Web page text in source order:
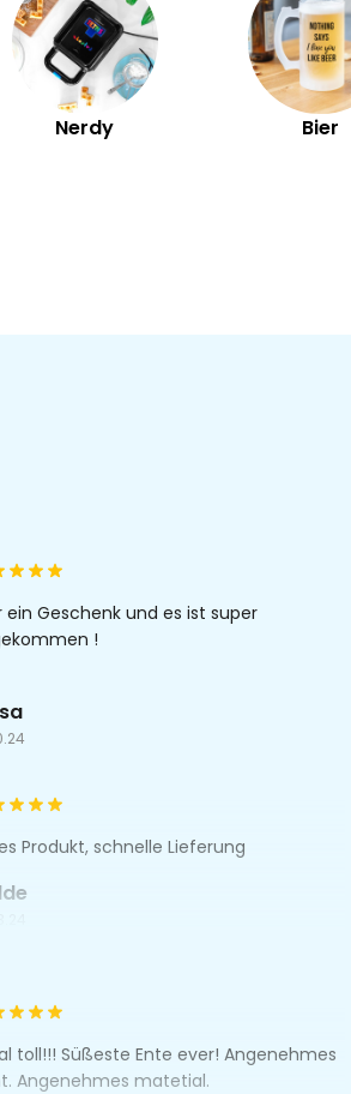
Nerdy Bier
ein Geschenk und es ist super
!
Produkt, schnelle Lieferung
toll!!! Süßeste Ente ever! Angenehmes
Angenehmes matetial.